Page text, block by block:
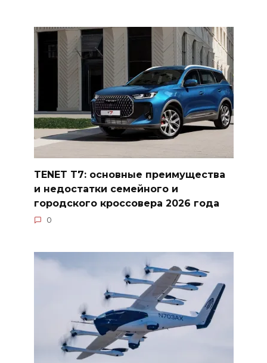
TENET T7: основные преимущества
и недостатки семейного и
городского кроссовера 2026 года
0